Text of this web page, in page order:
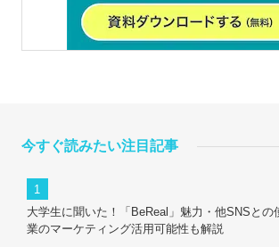
今すぐ読みたい注目記事
大学生に聞いた！「BeReal」魅力・他SNSとの
業のマーケティング活用可能性も解説